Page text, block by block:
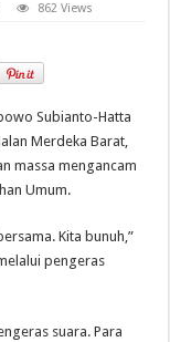
862 Views
Subianto-Hatta
Merdeka Barat,
massa mengancam
Umum.
Kita bunuh,”
pengeras
suara. Para